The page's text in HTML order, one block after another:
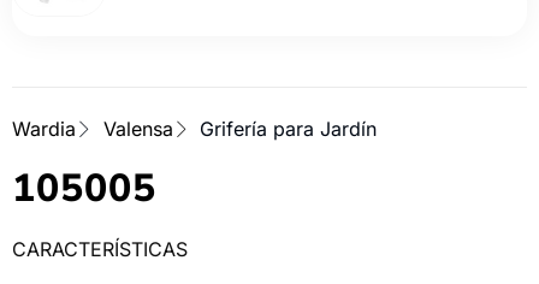
Wardia Valensa Grifería para Jardín
105005
CARACTERÍSTICAS